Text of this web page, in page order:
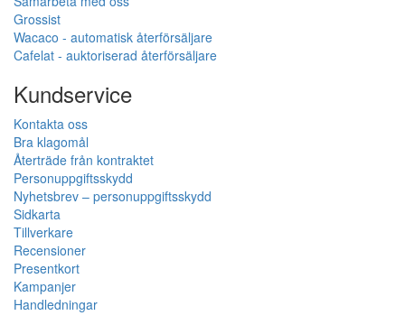
Grossist
Wacaco - automatisk återförsäljare
Cafelat - auktoriserad återförsäljare
Kundservice
Kontakta oss
Bra klagomål
Återträde från kontraktet
Personuppgiftsskydd
Nyhetsbrev – personuppgiftsskydd
Sidkarta
Tillverkare
Recensioner
Presentkort
Kampanjer
Handledningar